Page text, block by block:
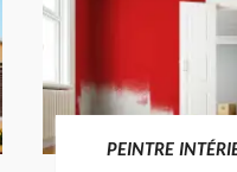
PEINTRE